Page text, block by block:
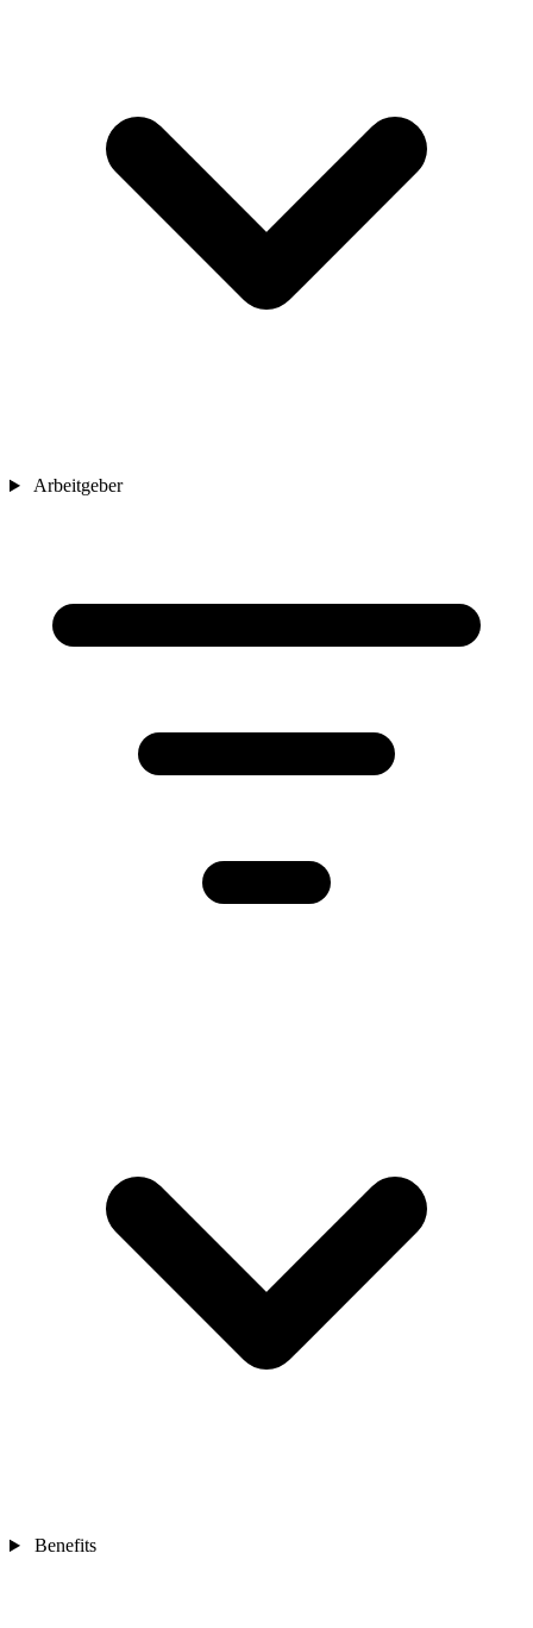
Arbeitgeber
Benefits